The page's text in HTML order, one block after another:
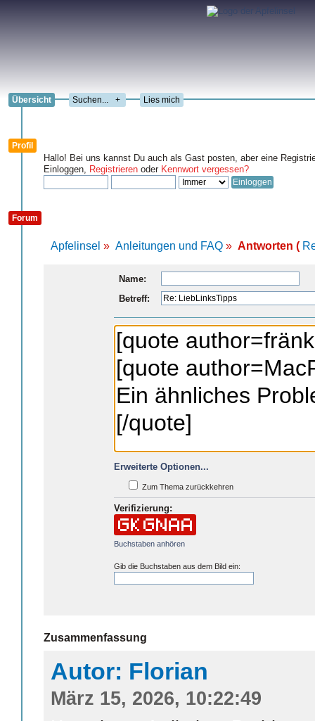
Übersicht + Lies mich
Profil
Hallo! Bei uns kannst Du auch als Gast posten, aber eine
Einloggen, Registrieren oder Kennwort vergessen?
Forum
Apfelinsel » Anleitungen und FAQ » Antworten (
Name:
Betreff:
Erweiterte Optionen...
Zum Thema zurückkehren
Verifizierung:
Buchstaben anhören
Gib die Buchstaben aus dem Bild ein:
Zusammenfassung
Autor: Florian
März 15, 2026, 10:22:49